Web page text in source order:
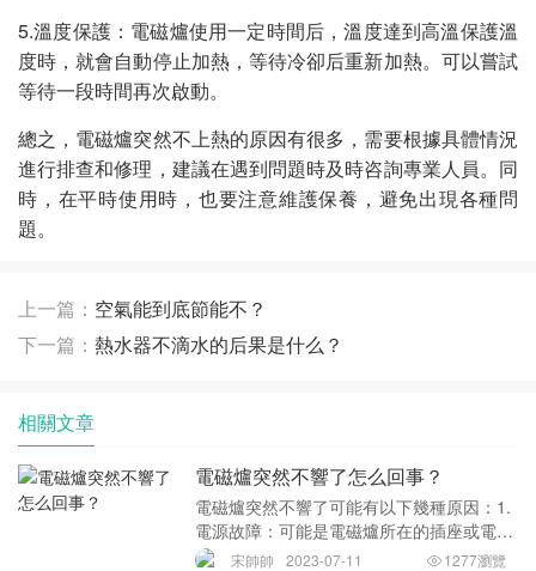
5.溫度保護：電磁爐使用一定時間后，溫度達到高溫保護溫
度時，就會自動停止加熱，等待冷卻后重新加熱。可以嘗試
等待一段時間再次啟動。
總之，電磁爐突然不上熱的原因有很多，需要根據具體情況
進行排查和修理，建議在遇到問題時及時咨詢專業人員。同
時，在平時使用時，也要注意維護保養，避免出現各種問
題。
上一篇： 空氣能到底節能不？
下一篇： 熱水器不滴水的后果是什么？
相關文章
電磁爐突然不響了怎么回事？
電磁爐突然不響了可能有以下幾種原因：1.
電源故障：可能是電磁爐所在的插座或電源
線路出現了問題，導致電流不穩定或無法傳
宋帥帥 2023-07-11 1277瀏覽